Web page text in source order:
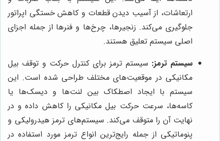
ارتعاشات، از آسیب دیدن قطعات و کاهش خستگی اپراتور
جلوگیری می‌کند. زنجیرها، چرخ‌ها و فنرها از جمله اجزای
اصلی سیستم تعلیق هستند.
سیستم ترمز: سیستم ترمز برای کنترل حرکت و توقف بیل
مکانیکی در موقعیت‌های مختلف طراحی شده است. این
سیستم با ایجاد اصطکاک بین لنت‌ها و دیسک‌ها یا
کاسه‌ها، سرعت حرکت بیل مکانیکی را کاهش داده و در
نهایت آن را متوقف می‌کند. سیستم‌های ترمز هیدرولیکی و
پنوماتیکی از جمله رایج‌ترین انواع ترمز مورد استفاده در